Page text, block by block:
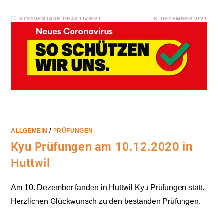
KOMMENTARE DEAKTIVIERTFÜR
KS
HUTTWIL:
NEUE
COVID-
19
SCHUTZBESTIMMUNGEN
AB
6.12.2021
8. DEZEMBER 2021
ALLGEMEIN / PRÜFUNGEN
Kyu Prüfungen am 10.12.2020 in
Huttwil
Am 10. Dezember fanden in Huttwil Kyu Prüfungen statt.
Herzlichen Glückwunsch zu den bestanden Prüfungen.